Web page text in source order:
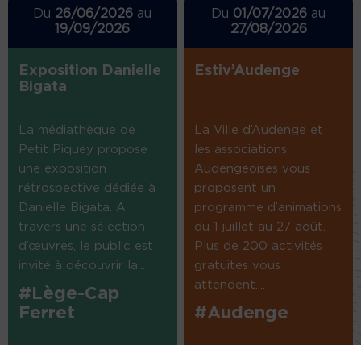
Du 26/06/2026 au
19/09/2026
Exposition Danielle
Bigata
La médiathèque de
Petit Piquey propose
une exposition
rétrospective dédiée à
Danielle Bigata. A
travers une sélection
d’œuvres, le public est
invité à découvrir la...
#Lège-Cap
Ferret
Du 01/07/2026 au
27/08/2026
Estiv’Audenge
La Ville d’Audenge et
les associations
Audengeoises vous
proposent un
programme d’animations
du 1 juillet au 27 août.
Plus de 200 activités
gratuites vous
attendent....
#Audenge